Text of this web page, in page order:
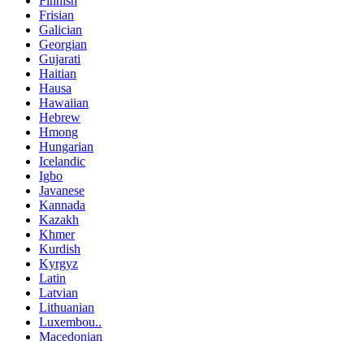
Frisian
Galician
Georgian
Gujarati
Haitian
Hausa
Hawaiian
Hebrew
Hmong
Hungarian
Icelandic
Igbo
Javanese
Kannada
Kazakh
Khmer
Kurdish
Kyrgyz
Latin
Latvian
Lithuanian
Luxembou..
Macedonian